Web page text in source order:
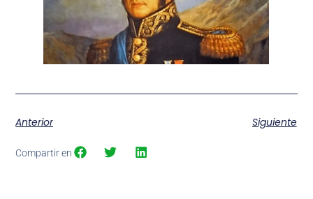
Anterior Siguiente
Compartir en